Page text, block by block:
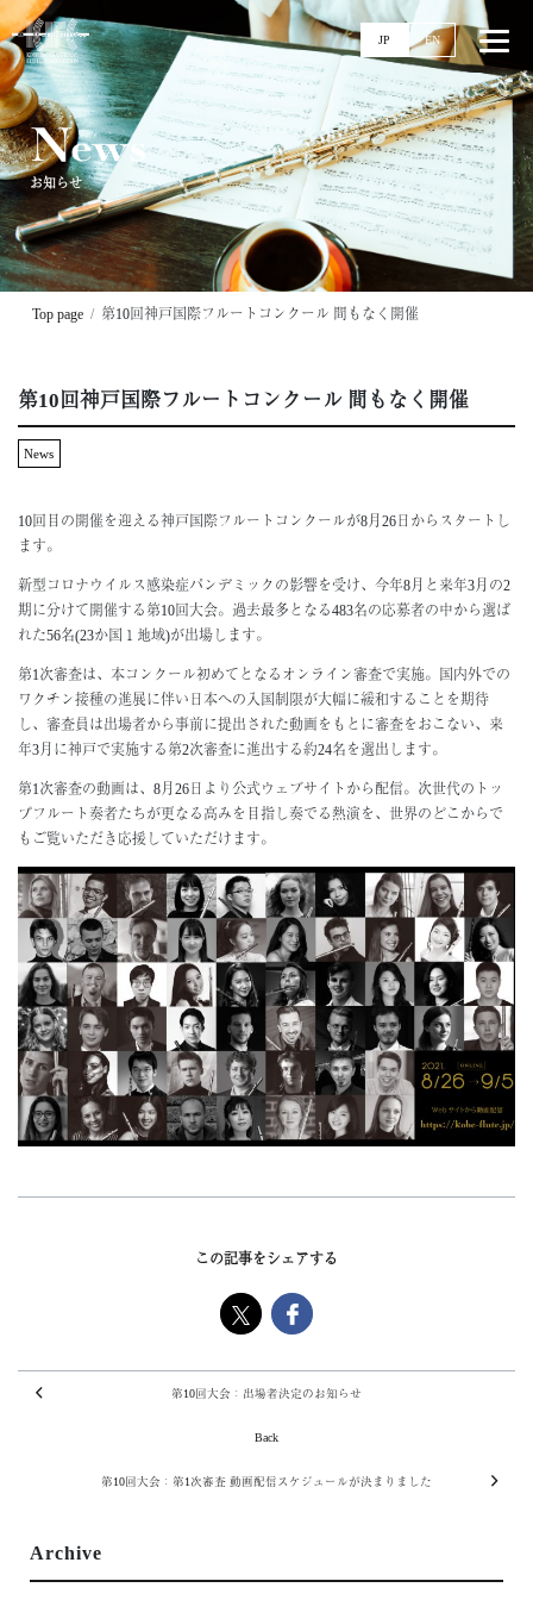
JP EN
News
お知らせ
Top page 第10回神戸国際フルートコンクール 間もなく開催
第10回神戸国際フルートコンクール 間もなく開催
News
10回目の開催を迎える神戸国際フルートコンクールが8月26日からスタートし
ます。
新型コロナウイルス感染症パンデミックの影響を受け、今年8月と来年3月の2
期に分けて開催する第10回大会。過去最多となる483名の応募者の中から選ば
れた56名(23か国１地域)が出場します。
第1次審査は、本コンクール初めてとなるオンライン審査で実施。国内外での
ワクチン接種の進展に伴い日本への入国制限が大幅に緩和することを期待
し、審査員は出場者から事前に提出された動画をもとに審査をおこない、来
年3月に神戸で実施する第2次審査に進出する約24名を選出します。
第1次審査の動画は、8月26日より公式ウェブサイトから配信。次世代のトッ
プフルート奏者たちが更なる高みを目指し奏でる熱演を、世界のどこからで
もご覧いただき応援していただけます。
この記事をシェアする
第10回大会：出場者決定のお知らせ
Back
第10回大会：第1次審査 動画配信スケジュールが決まりました
Archive
Top
News
Events
Competitions
11回大会
実施要項
過去大会
About
ミッション・歴史
組織
地域・社会連携
神戸市
Support
サポーター一覧
ご寄附のお願い
Contact